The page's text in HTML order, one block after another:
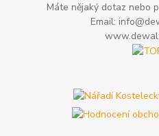
Máte nějaký dotaz nebo
Email: